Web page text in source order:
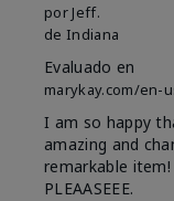
por Jeff.
de Indiana
Evaluado en
marykay.com/en-
I am so happy
amazing and
remarkable item!
PLEAASEEE.